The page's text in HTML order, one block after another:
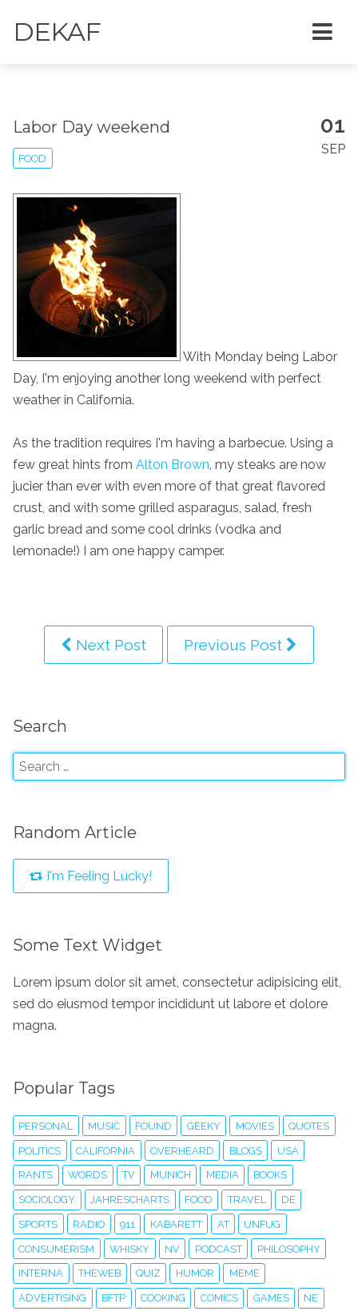
DEKAF
01
SEP
Labor Day weekend
FOOD
With Monday being Labor
Day, I'm enjoying another long weekend with perfect
weather in California.
As the tradition requires I'm having a barbecue. Using a
few great hints from Alton Brown , my steaks are now
jucier than ever with even more of that great flavored
crust, and with some grilled asparagus, salad, fresh
garlic bread and some cool drinks (vodka and
lemonade!) I am one happy camper.
Next Post Previous Post
Search
Random Article
I'm Feeling Lucky!
Some Text Widget
Lorem ipsum dolor sit amet, consectetur adipisicing elit,
sed do eiusmod tempor incididunt ut labore et dolore
magna.
Popular Tags
PERSONAL MUSIC FOUND GEEKY MOVIES QUOTES
POLITICS CALIFORNIA OVERHEARD BLOGS USA
RANTS WORDS TV MUNICH MEDIA BOOKS
SOCIOLOGY JAHRESCHARTS FOOD TRAVEL DE
SPORTS RADIO 911 KABARETT AT UNFUG
CONSUMERISM WHISKY NV PODCAST PHILOSOPHY
INTERNA THEWEB QUIZ HUMOR MEME
ADVERTISING BFTP COOKING COMICS GAMES NE